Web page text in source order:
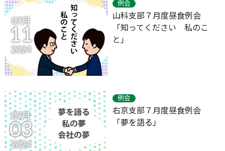
07月
11
2024
例会
山科支部７月度昼食例会
「知ってください 私のこ
と」
07月
03
2024
例会
右京支部７月度昼食例会
「夢を語る」